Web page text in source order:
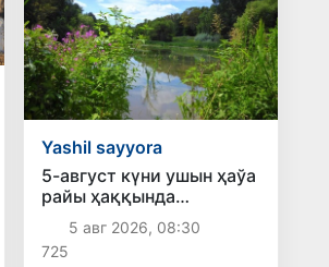
Yashil sayyora
5-август күни ушын ҳаўа
райы ҳаққында
мағлыўмат
5 авг 2026, 08:30
725